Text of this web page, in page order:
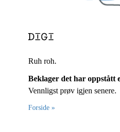
Ruh roh.
Beklager det har oppstått
Vennligst prøv igjen senere.
Forside »